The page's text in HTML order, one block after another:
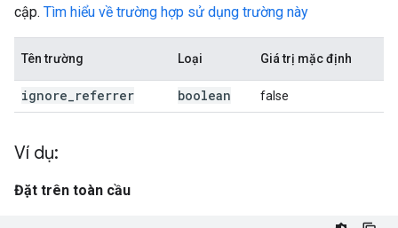
cập. Tìm hiểu về trường hợp sử dụng trường này
Tên trường Loại Giá trị mặc định
ignore referrer boolean false
Ví dụ:
Đặt trên toàn cầu